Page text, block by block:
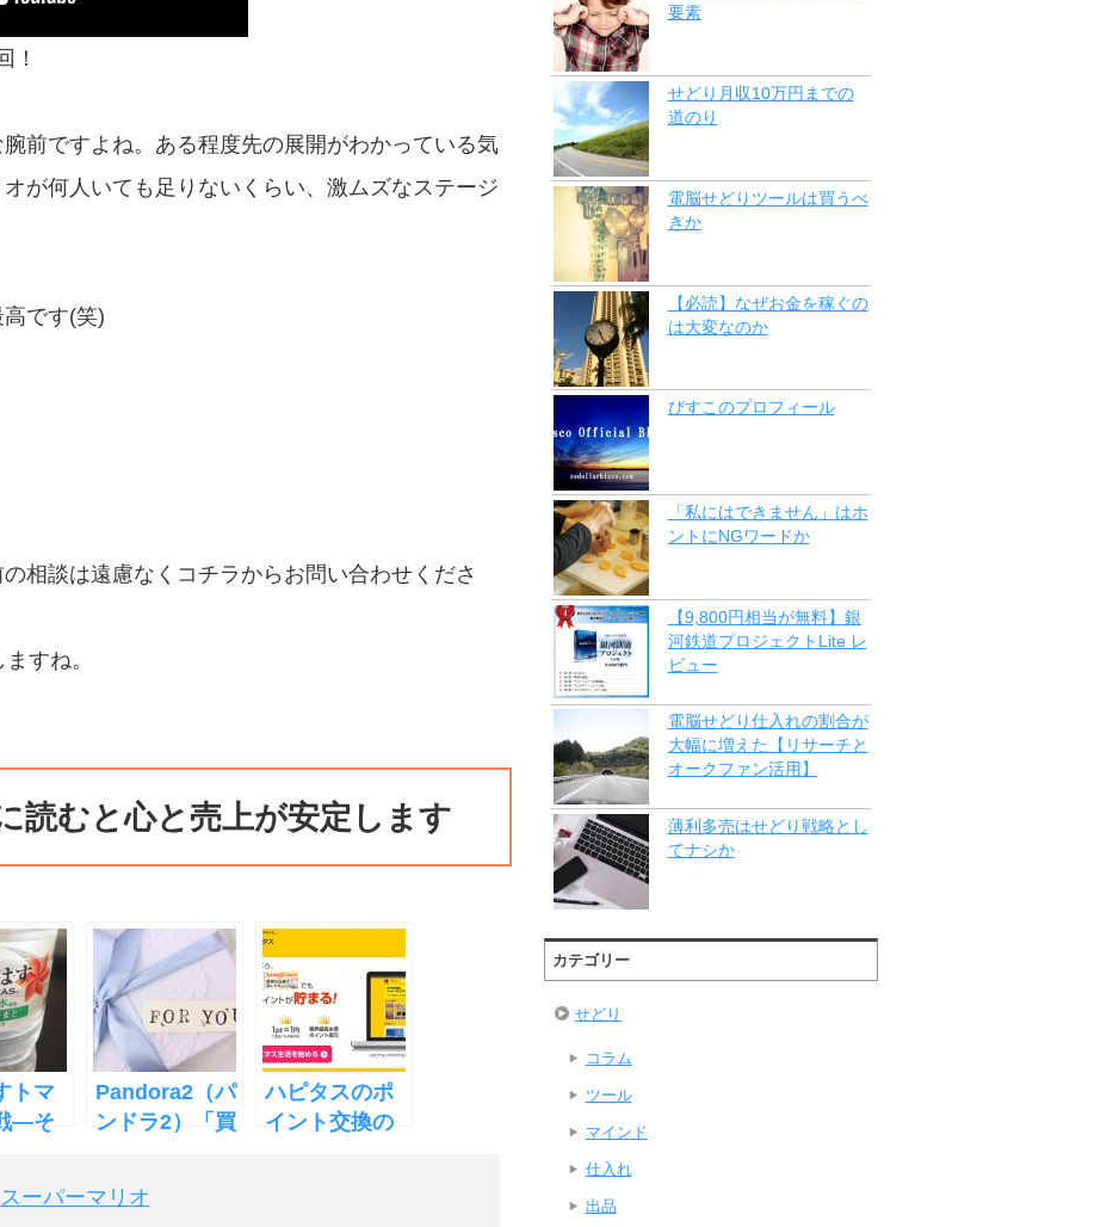
！
前ですよね。ある程度先の展開がわかっている気
が何人いても足りないくらい、激ムズなステージ
です(笑)
相談は遠慮なくコチラからお問い合わせくださ
すね。
読むと心と売上が安定します
トマ
―そ
Pandora2（パ
ンドラ2）「買
買取≠キャッシ
ハピタスのポ
イント交換の
スーパーマリオ
要素
せどり月収10万円までの
道のり
電脳せどりツールは買うべ
きか
【必読】なぜお金を稼ぐの
は大変なのか
びすこのプロフィール
「私にはできません」はホ
ントにNGワードか
【9,800円相当が無料】銀
河鉄道プロジェクトLite レ
ビュー
電脳せどり仕入れの割合が
大幅に増えた【リサーチと
オークファン活用】
薄利多売はせどり戦略とし
てナシか
カテゴリー
せどり
コラム
ツール
マインド
仕入れ
出品